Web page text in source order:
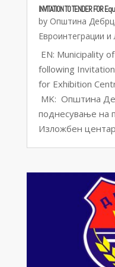
INVITATION TO TENDER
by Општина
Евроинтеграции и
EN: Municipality
following
for Exhibition
MK: Општина
поднесување на
Изложбен